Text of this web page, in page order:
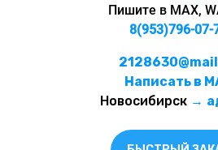
Пишите в MAX,
8(953)796-07-
Написать в
Новосибирск →